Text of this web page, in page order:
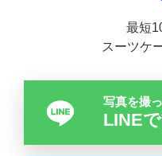
最短
スーツケ
写真を撮
LINE